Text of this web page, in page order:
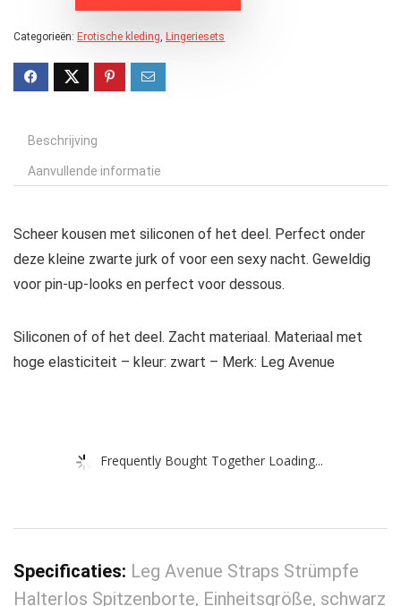
Categorieën: Erotische kleding, Lingeriesets
Beschrijving
Aanvullende informatie
Scheer kousen met siliconen of het deel. Perfect onder
deze kleine zwarte jurk of voor een sexy nacht. Geweldig
voor pin-up-looks en perfect voor dessous.
Siliconen of of het deel. Zacht materiaal. Materiaal met
hoge elasticiteit – kleur: zwart – Merk: Leg Avenue
Frequently Bought Together Loading...
Specificaties: Leg Avenue Straps Strümpfe
Halterlos Spitzenborte, Einheitsgröße, schwarz